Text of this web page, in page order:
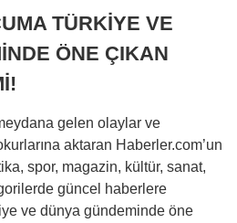
TÜRKİYE VE
ÖNE ÇIKAN
gelen olaylar ve
aktaran Haberler.com’un
spor, magazin, kültür, sanat,
güncel haberlere
ve dünya gündeminde öne